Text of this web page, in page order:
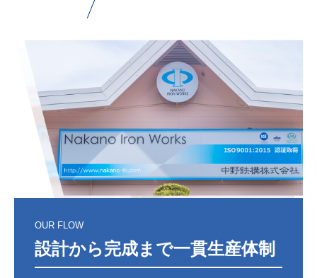
OUR FLOW
設計から完成まで一貫生産体制